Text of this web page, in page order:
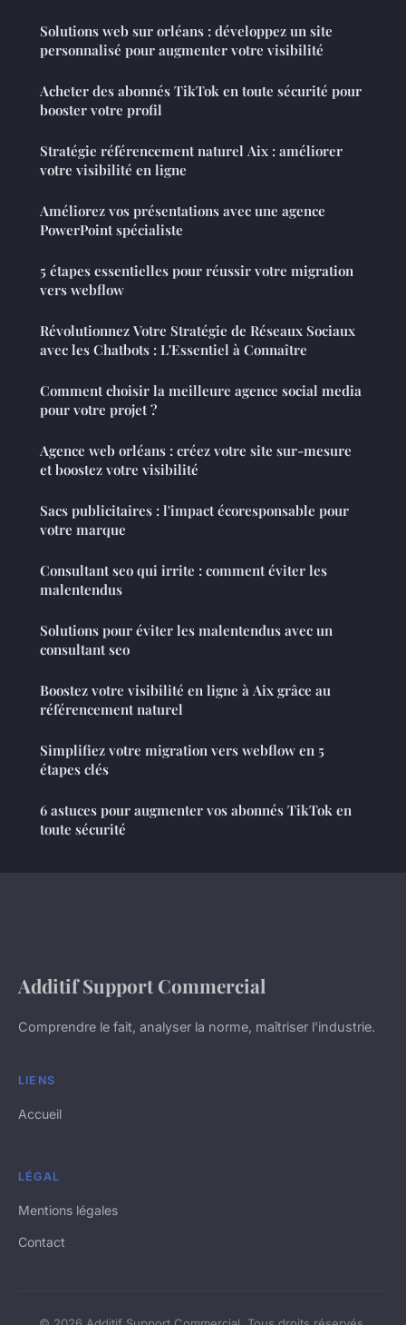
Solutions web sur orléans : développez un site
personnalisé pour augmenter votre visibilité
Acheter des abonnés TikTok en toute sécurité pour
booster votre profil
Stratégie référencement naturel Aix : améliorer
votre visibilité en ligne
Améliorez vos présentations avec une agence
PowerPoint spécialiste
5 étapes essentielles pour réussir votre migration
vers webflow
Révolutionnez Votre Stratégie de Réseaux Sociaux
avec les Chatbots : L'Essentiel à Connaître
Comment choisir la meilleure agence social media
pour votre projet ?
Agence web orléans : créez votre site sur-mesure
et boostez votre visibilité
Sacs publicitaires : l'impact écoresponsable pour
votre marque
Consultant seo qui irrite : comment éviter les
malentendus
Solutions pour éviter les malentendus avec un
consultant seo
Boostez votre visibilité en ligne à Aix grâce au
référencement naturel
Simplifiez votre migration vers webflow en 5
étapes clés
6 astuces pour augmenter vos abonnés TikTok en
toute sécurité
Additif Support Commercial
Comprendre le fait, analyser la norme, maîtriser l'industrie.
LIENS
Accueil
LÉGAL
Mentions légales
Contact